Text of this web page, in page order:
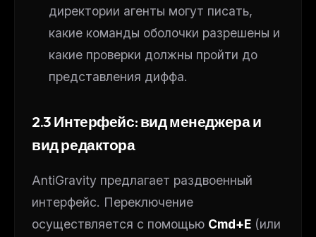
директории агенты могут писать,
какие команды оболочки разрешены и
какие проверки должны пройти до
представления диффа.
2.3 Интерфейс: вид менеджера и
вид редактора
AntiGravity предлагает раздвоенный
интерфейс. Переключение
осуществляется с помощью Cmd+E (или